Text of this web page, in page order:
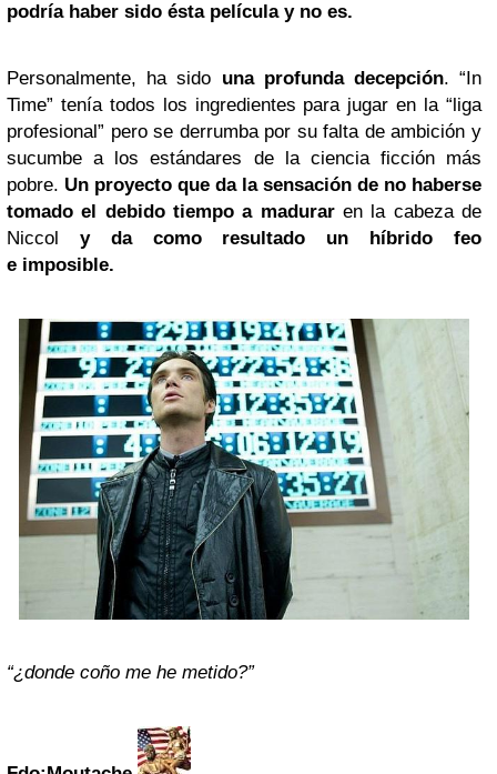
podría haber sido ésta película y no es.
Personalmente, ha sido una profunda decepción. “In
Time” tenía todos los ingredientes para jugar en la “liga
profesional” pero se derrumba por su falta de ambición y
sucumbe a los estándares de la ciencia ficción más
pobre. Un proyecto que da la sensación de no haberse
tomado el debido tiempo a maduraren la cabeza de
Niccol y da como resultado un híbrido feo
e imposible.
“¿donde coño me he metido?”